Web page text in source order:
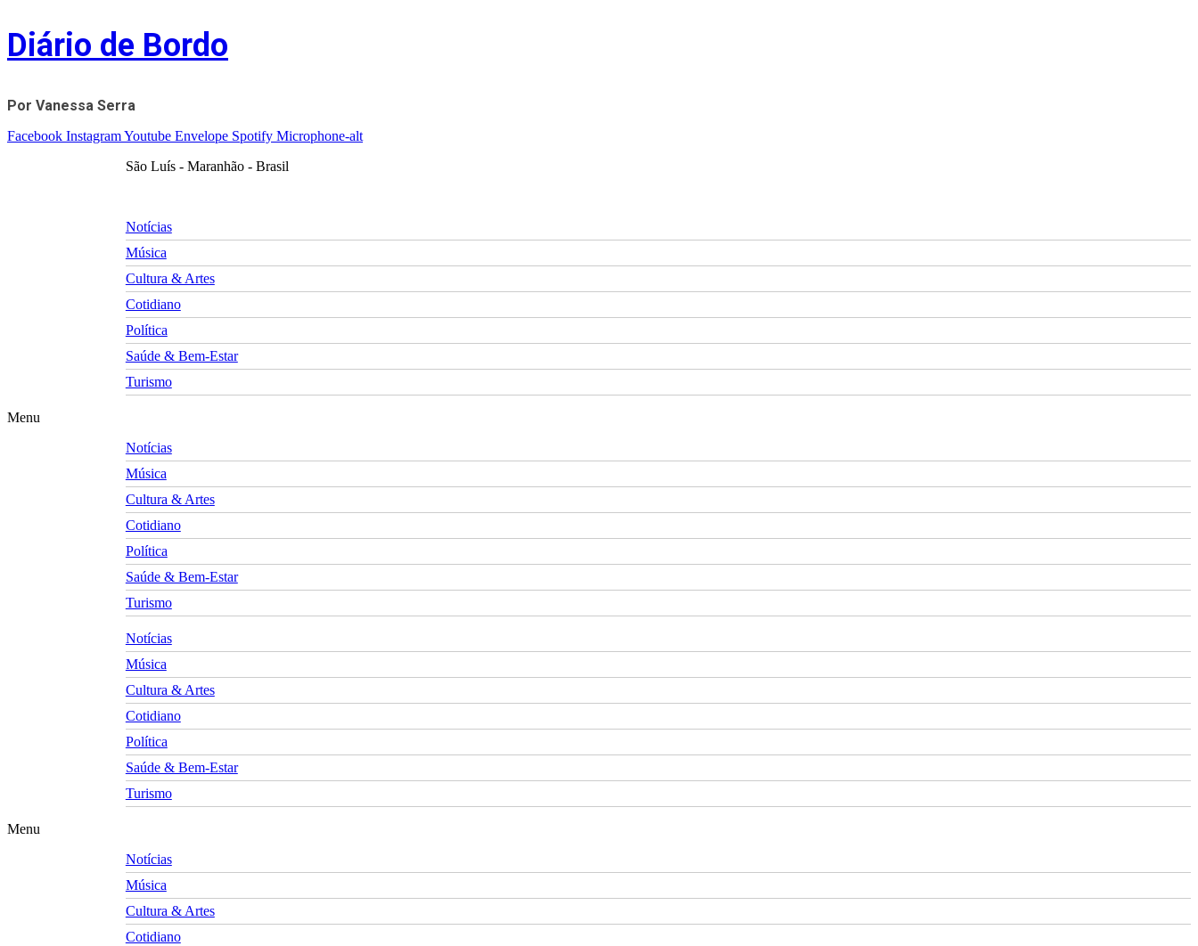
Skip
to
content
Diário de Bordo
Por Vanessa Serra
Facebook InstagramYoutube Envelope Spotify Microphone-alt
São Luís - Maranhão - Brasil
Notícias
Música
Cultura & Artes
Cotidiano
Política
Saúde & Bem-Estar
Turismo
Menu
Notícias
Música
Cultura & Artes
Cotidiano
Política
Saúde & Bem-Estar
Turismo
Notícias
Música
Cultura & Artes
Cotidiano
Política
Saúde & Bem-Estar
Turismo
Menu
Notícias
Música
Cultura & Artes
Cotidiano